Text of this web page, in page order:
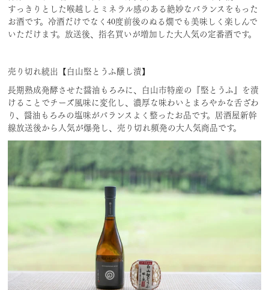
すっきりとした喉越しとミネラル感のある絶妙なバランスをもった
お酒です。冷酒だけでなく40度前後のぬる燗でも美味しく楽しんで
いただけます。放送後、指名買いが増加した大人気の定番酒です。
売り切れ続出【白山堅とうふ醸し漬】
長期熟成発酵させた醤油もろみに、白山市特産の『堅とうふ』を漬
けることでチーズ風味に変化し、濃厚な味わいとまろやかな舌ざわ
り、醤油もろみの塩味がバランスよく整ったお品です。居酒屋新幹
線放送後から人気が爆発し、売り切れ頻発の大人気商品です。